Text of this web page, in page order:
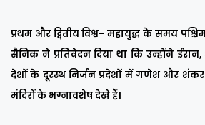
प्रथम और द्वितीय विश्व- महायुद्ध के समय
सैनिक ने प्रतिवेदन दिया था कि उन्होंने
देशों के दूरस्थ निर्जन प्रदेशों में गणेश और
मंदिरों के भग्नावशेष देखे हैं।